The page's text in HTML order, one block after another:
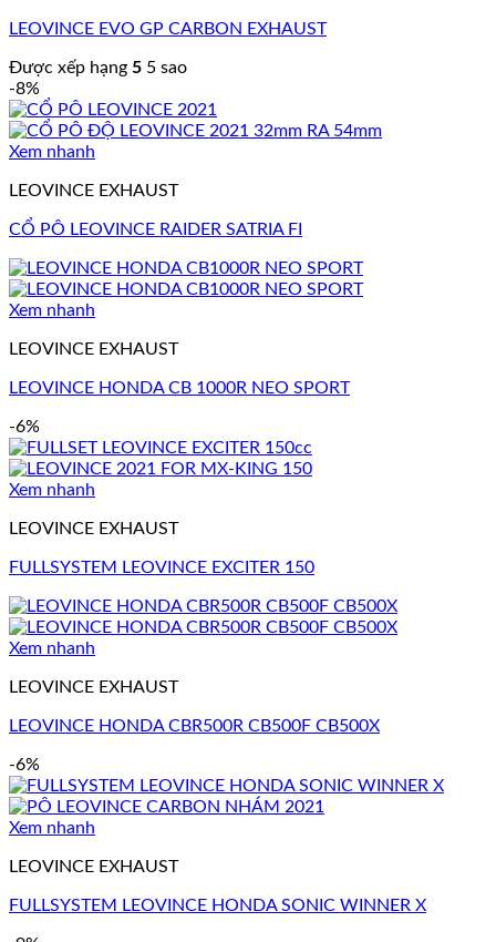
LEOVINCE EVO GP CARBON EXHAUST
Được xếp hạng 5 5 sao
-8%
Xem nhanh
LEOVINCE EXHAUST
CỔ PÔ LEOVINCE RAIDER SATRIA FI
Xem nhanh
LEOVINCE EXHAUST
LEOVINCE HONDA CB 1000R NEO SPORT
-6%
Xem nhanh
LEOVINCE EXHAUST
FULLSYSTEM LEOVINCE EXCITER 150
Xem nhanh
LEOVINCE EXHAUST
LEOVINCE HONDA CBR500R CB500F CB500X
-6%
Xem nhanh
LEOVINCE EXHAUST
FULLSYSTEM LEOVINCE HONDA SONIC WINNER X